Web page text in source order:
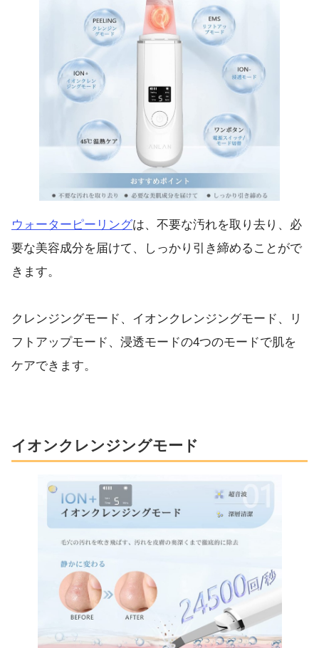
ウォーターピーリングは、不要な汚れを取り去り、必
要な美容成分を届けて、しっかり引き締めることがで
きます。
クレンジングモード、イオンクレンジングモード、リ
フトアップモード、浸透モードの4つのモードで肌を
ケアできます。
イオンクレンジングモード